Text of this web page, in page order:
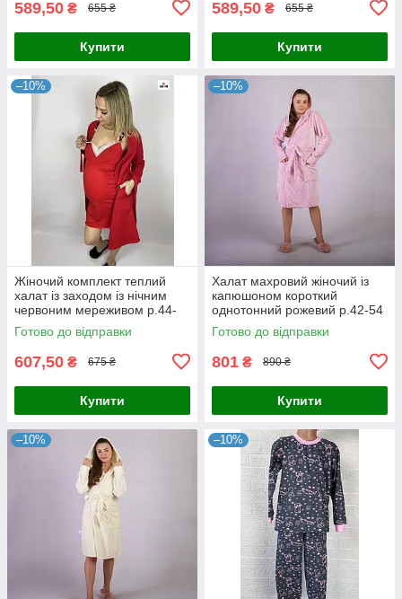
589,50 ₴ 655 ₴
Купити
589,50 ₴ 655 ₴
Купити
–10%
Жіночий комплект теплий
халат із заходом із нічним
червоним мереживом р.44-
58
Готово до відправки
607,50 ₴ 675 ₴
Купити
–10%
Халат махровий жіночий із
капюшоном короткий
однотонний рожевий р.42-54
Готово до відправки
801 ₴ 890 ₴
Купити
–10% –10%